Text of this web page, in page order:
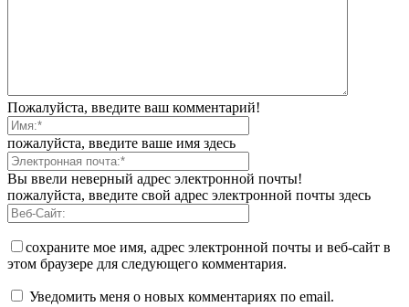
Пожалуйста, введите ваш комментарий!
пожалуйста, введите ваше имя здесь
Вы ввели неверный адрес электронной почты!
пожалуйста, введите свой адрес электронной почты здесь
сохраните мое имя, адрес электронной почты и веб-сайт в
этом браузере для следующего комментария.
Уведомить меня о новых комментариях по email.